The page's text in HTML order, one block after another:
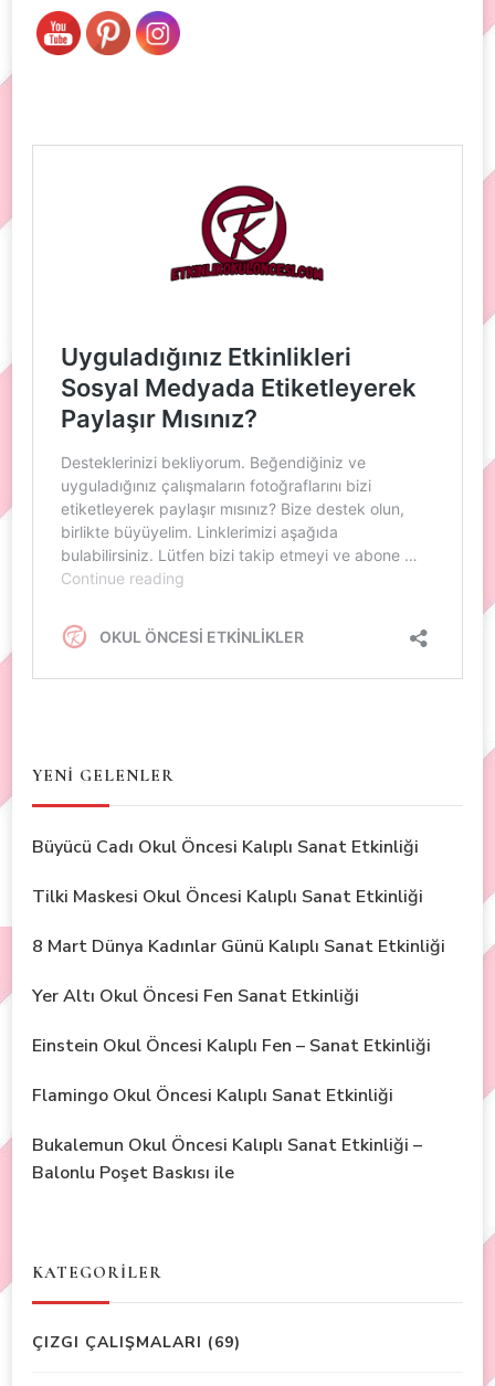
YENİ GELENLER
Büyücü Cadı Okul Öncesi Kalıplı Sanat Etkinliği
Tilki Maskesi Okul Öncesi Kalıplı Sanat Etkinliği
8 Mart Dünya Kadınlar Günü Kalıplı Sanat Etkinliği
Yer Altı Okul Öncesi Fen Sanat Etkinliği
Einstein Okul Öncesi Kalıplı Fen – Sanat Etkinliği
Flamingo Okul Öncesi Kalıplı Sanat Etkinliği
Bukalemun Okul Öncesi Kalıplı Sanat Etkinliği –
Balonlu Poşet Baskısı ile
KATEGORİLER
ÇIZGI ÇALIŞMALARI (69)